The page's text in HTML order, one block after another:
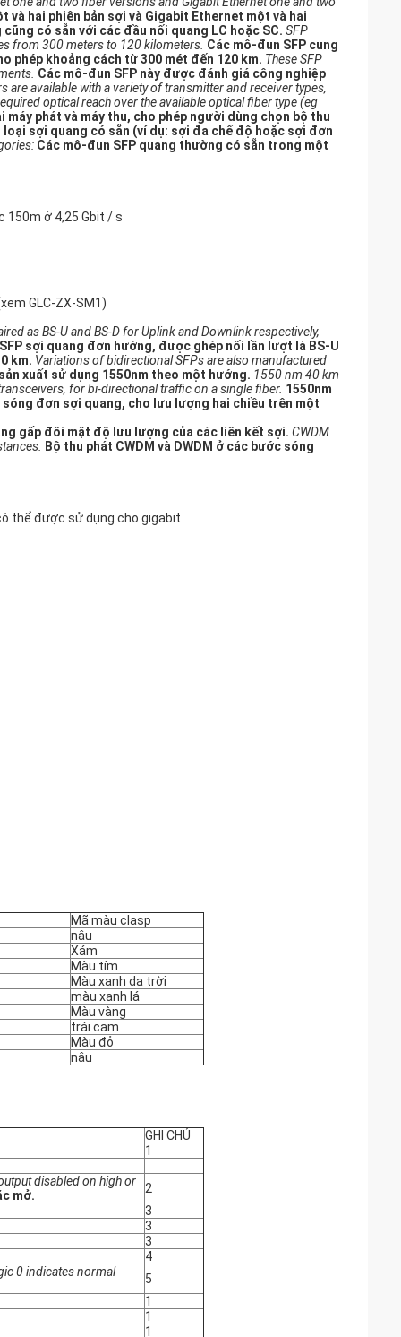
hai phiên bản sợi và Gigabit Ethernet một và hai
cũng có sẵn với các đầu nối quang LC hoặc SC. SFP
from 300 meters to 120 kilometers. Các mô-đun SFP cung
phép khoảng cách từ 300 mét đến 120 km. These SFP
Các mô-đun SFP này được đánh giá công nghiệp
are available with a variety of transmitter and receiver types,
optical reach over the available optical fiber type (eg
máy phát và máy thu, cho phép người dùng chọn bộ thu
sợi quang có sẵn (ví dụ: sợi đa chế độ hoặc sợi đơn
Các mô-đun SFP quang thường có sẵn trong một
150m ở 4,25 Gbit / s
GLC-ZX-SM1)
as BS-U and BS-D for Uplink and Downlink respectively,
sợi quang đơn hướng, được ghép nối lần lượt là BS-U
km. Variations of bidirectional SFPs are also manufactured
xuất sử dụng 1550nm theo một hướng. 1550 nm 40 km
for bi-directional traffic on a single fiber. 1550nm
sóng đơn sợi quang, cho lưu lượng hai chiều trên một
gấp đôi mật độ lưu lượng của các liên kết sợi. CWDM
Bộ thu phát CWDM và DWDM ở các bước sóng
thể được sử dụng cho gigabit
Mã màu clasp
nâu
Xám
Màu tím
Màu xanh da trời
màu xanh lá
Màu vàng
trái cam
Màu đỏ
nâu
GHI CHÚ
1
disabled on high or
mở.
2
3
3
3
4
0 indicates normal
5
1
1
1